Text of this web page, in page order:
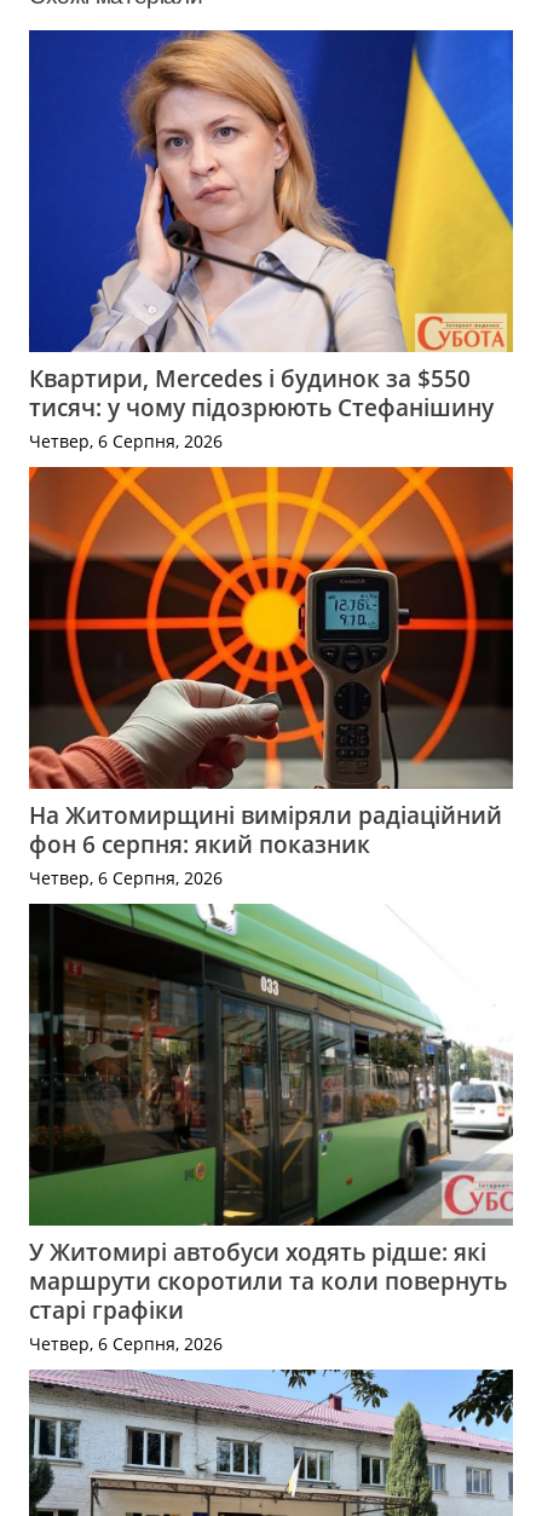
Квартири, Mercedes і будинок за $550
тисяч: у чому підозрюють Стефанішину
Четвер, 6 Серпня, 2026
На Житомирщині виміряли радіаційний
фон 6 серпня: який показник
Четвер, 6 Серпня, 2026
У Житомирі автобуси ходять рідше: які
маршрути скоротили та коли повернуть
старі графіки
Четвер, 6 Серпня, 2026